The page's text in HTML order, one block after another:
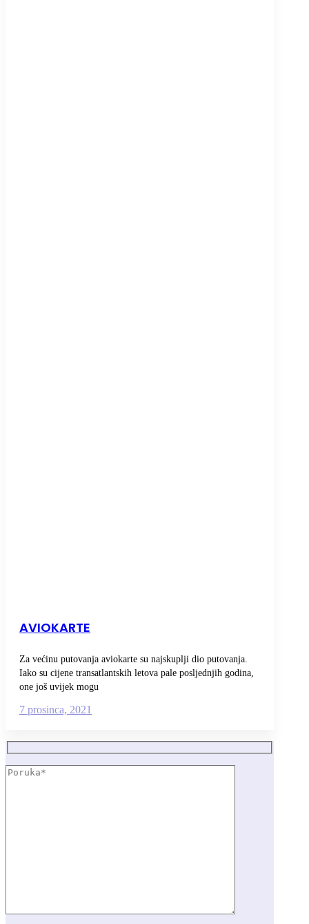
AVIOKARTE
Za većinu putovanja aviokarte su najskuplji dio putovanja.
Iako su cijene transatlantskih letova pale posljednjih godina,
one još uvijek mogu
7 prosinca, 2021